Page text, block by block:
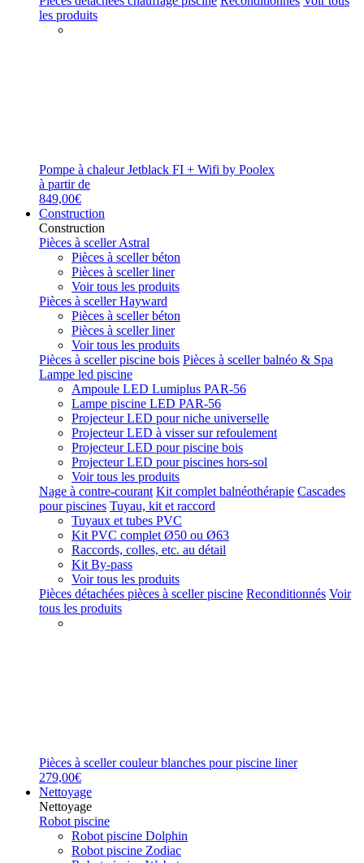
les produits
Pompe à chaleur Jetblack FI + Wifi by Poolex
à partir de
849,00€
Construction
Construction
Pièces à sceller Astral
Pièces à sceller béton
Pièces à sceller liner
Voir tous les produits
Pièces à sceller Hayward
Pièces à sceller béton
Pièces à sceller liner
Voir tous les produits
Pièces à sceller piscine bois Pièces à sceller balnéo & Spa
Lampe led piscine
Ampoule LED Lumiplus PAR-56
Lampe piscine LED PAR-56
Projecteur LED pour niche universelle
Projecteur LED à visser sur refoulement
Projecteur LED pour piscine bois
Projecteur LED pour piscines hors-sol
Voir tous les produits
Nage à contre-courant Kit complet balnéothérapie Cascades
pour piscines Tuyau, kit et raccord
Tuyaux et tubes PVC
Kit PVC complet Ø50 ou Ø63
Raccords, colles, etc. au détail
Kit By-pass
Voir tous les produits
Pièces détachées pièces à sceller piscine Reconditionnés Voir
tous les produits
Pièces à sceller couleur blanches pour piscine liner
279,00€
Nettoyage
Nettoyage
Robot piscine
Robot piscine Dolphin
Robot piscine Zodiac